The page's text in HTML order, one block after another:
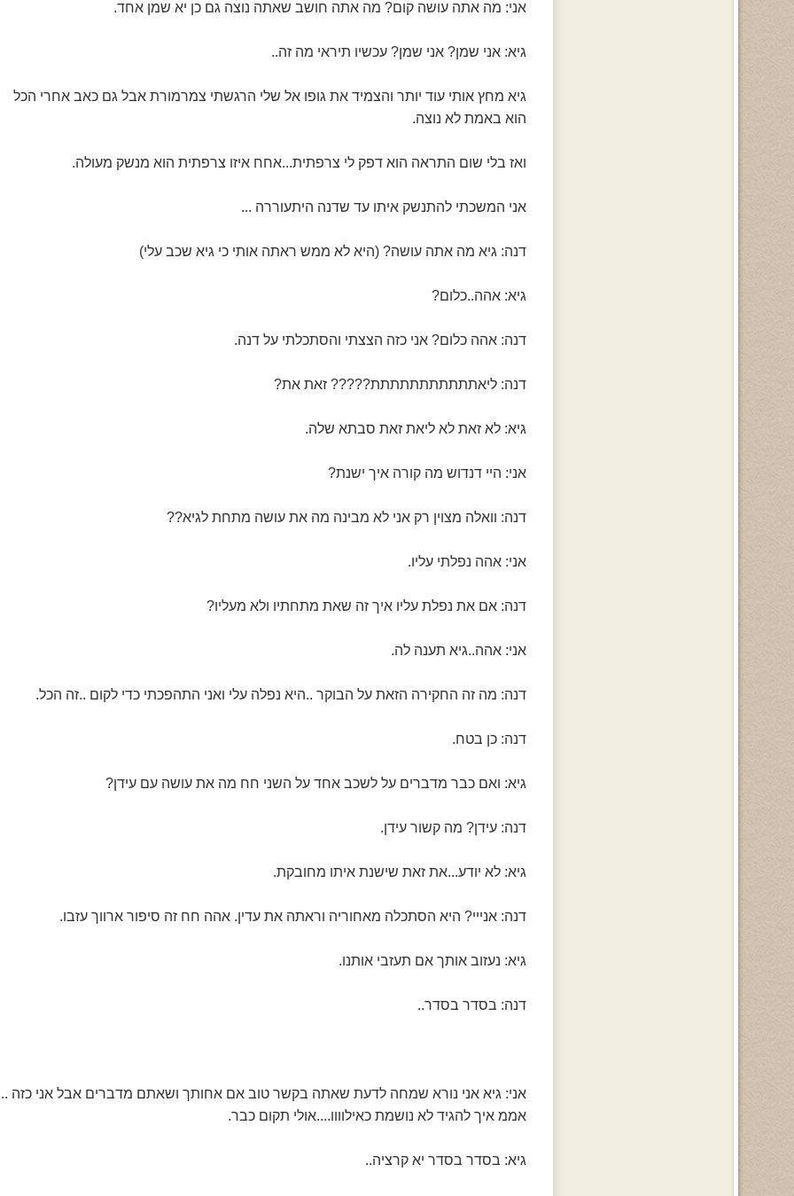
אני: מה אתה עושה קום? מה אתה חושב שאתה נוצה גם כן יא שמן אחד.
גיא: אני שמן? אני שמן? עכשיו תיראי מה זה..
גיא מחץ אותי עוד יותר והצמיד את גופו אל שלי הרגשתי צמרמורת אבל גם כאב אחרי הכל
הוא באמת לא נוצה.
ואז בלי שום התראה הוא דפק לי צרפתית...אחח איזו צרפתית הוא מנשק מעולה.
אני המשכתי להתנשק איתו עד שדנה היתעוררה ...
דנה: גיא מה אתה עושה? (היא לא ממש ראתה אותי כי גיא שכב עלי)
גיא: אהה..כלום?
דנה: אהה כלום? אני כזה הצצתי והסתכלתי על דנה.
דנה: ליאתתתתתתתתתתת????? זאת את?
גיא: לא זאת לא ליאת זאת סבתא שלה.
אני: היי דנדוש מה קורה איך ישנת?
דנה: וואלה מצוין רק אני לא מבינה מה את עושה מתחת לגיא??
אני: אהה נפלתי עליו.
דנה: אם את נפלת עליו איך זה שאת מתחתיו ולא מעליו?
אני: אהה..גיא תענה לה.
דנה: מה זה החקירה הזאת על הבוקר ..היא נפלה עלי ואני התהפכתי כדי לקום ..זה הכל.
דנה: כן בטח.
גיא: ואם כבר מדברים על לשכב אחד על השני חח מה את עושה עם עידן?
דנה: עידן? מה קשור עידן.
גיא: לא יודע...את זאת שישנת איתו מחובקת.
דנה: אנייי? היא הסתכלה מאחוריה וראתה את עדין. אהה חח זה סיפור ארווך עזבו.
גיא: נעזוב אותך אם תעזבי אותנו.
דנה: בסדר בסדר..
אני: גיא אני נורא שמחה לדעת שאתה בקשר טוב אם אחותך ושאתם מדברים אבל אני כזה ..
אממ איך להגיד לא נושמת כאילוווו....אולי תקום כבר.
גיא: בסדר בסדר יא קרציה..